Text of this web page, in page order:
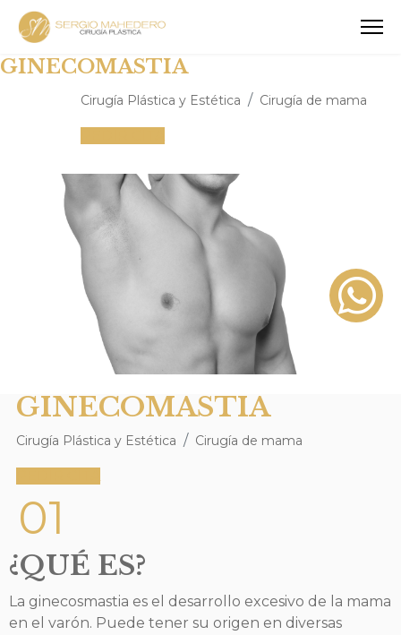
GINECOMASTIA
Cirugía Plástica y Estética Cirugía de mama
GINECOMASTIA
Cirugía Plástica y Estética Cirugía de mama
01
¿QUÉ ES?
La ginecosmastia es el desarrollo excesivo de la mama
en el varón. Puede tener su origen en diversas